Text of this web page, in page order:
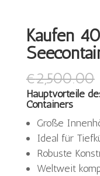
Kaufen
€2,500.00
Hauptvorteile
Containers
Große
Ideal für
Robuste
Weltweit